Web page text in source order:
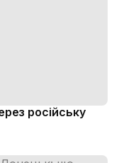
російську